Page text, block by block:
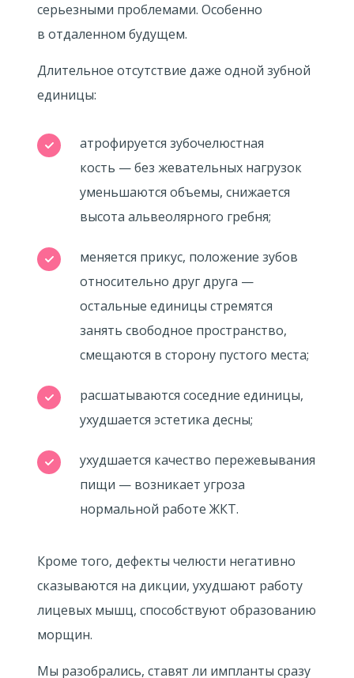
серьезными проблемами. Особенно
в отдаленном будущем.
Длительное отсутствие даже одной зубной
единицы:
атрофируется зубочелюстная
кость — без жевательных нагрузок
уменьшаются объемы, снижается
высота альвеолярного гребня;
меняется прикус, положение зубов
относительно друг друга —
остальные единицы стремятся
занять свободное пространство,
смещаются в сторону пустого места;
расшатываются соседние единицы,
ухудшается эстетика десны;
ухудшается качество пережевывания
пищи — возникает угроза
нормальной работе ЖКТ.
Кроме того, дефекты челюсти негативно
сказываются на дикции, ухудшают работу
лицевых мышц, способствуют образованию
морщин.
Мы разобрались, ставят ли импланты сразу